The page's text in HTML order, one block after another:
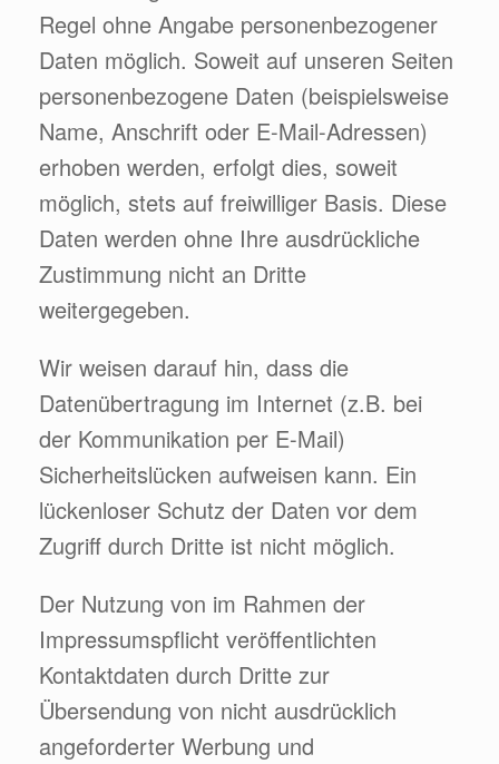
Regel ohne Angabe personenbezogener
Daten möglich. Soweit auf unseren Seiten
personenbezogene Daten (beispielsweise
Name, Anschrift oder E-Mail-Adressen)
erhoben werden, erfolgt dies, soweit
möglich, stets auf freiwilliger Basis. Diese
Daten werden ohne Ihre ausdrückliche
Zustimmung nicht an Dritte
weitergegeben.
Wir weisen darauf hin, dass die
Datenübertragung im Internet (z.B. bei
der Kommunikation per E-Mail)
Sicherheitslücken aufweisen kann. Ein
lückenloser Schutz der Daten vor dem
Zugriff durch Dritte ist nicht möglich.
Der Nutzung von im Rahmen der
Impressumspflicht veröffentlichten
Kontaktdaten durch Dritte zur
Übersendung von nicht ausdrücklich
angeforderter Werbung und